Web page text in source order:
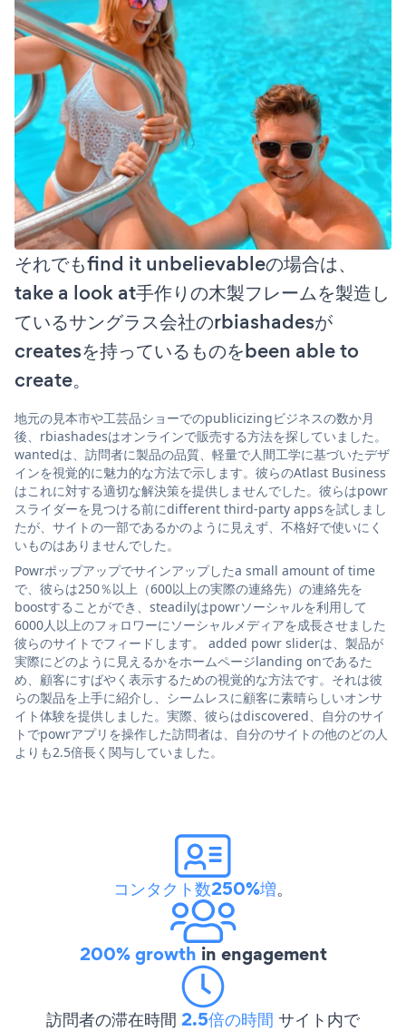
それでもfind it unbelievableの場合は、
take a look at手作りの木製フレームを製造し
ているサングラス会社のrbiashadesが
createsを持っているものをbeen able to
create。
地元の見本市や工芸品ショーでのpublicizingビジネスの数か月
後、rbiashadesはオンラインで販売する方法を探していました。
wantedは、訪問者に製品の品質、軽量で人間工学に基づいたデザ
インを視覚的に魅力的な方法で示します。彼らのAtlast Business
はこれに対する適切な解決策を提供しませんでした。彼らはpowr
スライダーを見つける前にdifferent third-party appsを試しまし
たが、サイトの一部であるかのように見えず、不格好で使いにく
いものはありませんでした。
Powrポップアップでサインアップしたa small amount of time
で、彼らは250％以上（600以上の実際の連絡先）の連絡先を
boostすることができ、steadilyはpowrソーシャルを利用して
6000人以上のフォロワーにソーシャルメディアを成長させました
彼らのサイトでフィードします。 added powr sliderは、製品が
実際にどのように見えるかをホームページlanding onであるた
め、顧客にすばやく表示するための視覚的な方法です。それは彼
らの製品を上手に紹介し、シームレスに顧客に素晴らしいオンサ
イト体験を提供しました。実際、彼らはdiscovered、自分のサイ
トでpowrアプリを操作した訪問者は、自分のサイトの他のどの人
よりも2.5倍長く関与していました。
コンタクト数250%増。
200% growth in engagement
訪問者の滞在時間 2.5倍の時間 サイト内で